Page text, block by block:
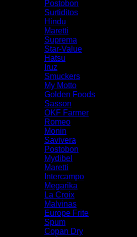
Postobon
Surtiditos
Hindu
Maretti
Suprema
Star-Value
Hatsu
Iruz
Smuckers
My Motto
Golden Foods
Sasson
OKF Farmer
Romeo
Monin
Savivera
Postobon
Mydibel
Maretti
Intercampo
Megarika
La Croix
Malvinas
Europe Frite
Spum
Copan Dry